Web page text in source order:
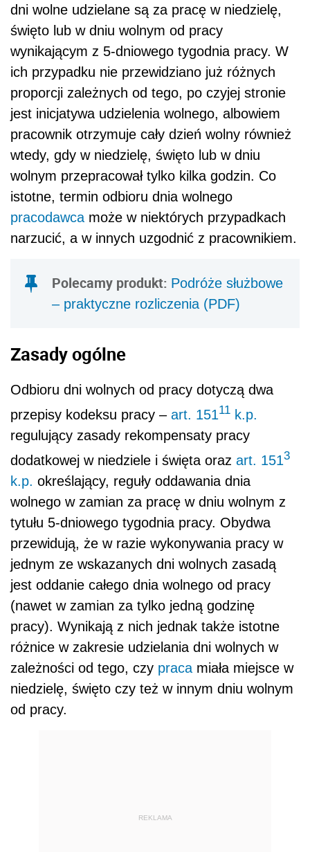
dni wolne udzielane są za pracę w niedzielę,
święto lub w dniu wolnym od pracy
wynikającym z 5-dniowego tygodnia pracy. W
ich przypadku nie przewidziano już różnych
proporcji zależnych od tego, po czyjej stronie
jest inicjatywa udzielenia wolnego, albowiem
pracownik otrzymuje cały dzień wolny również
wtedy, gdy w niedzielę, święto lub w dniu
wolnym przepracował tylko kilka godzin. Co
istotne, termin odbioru dnia wolnego
pracodawca może w niektórych przypadkach
narzucić, a w innych uzgodnić z pracownikiem.
Polecamy produkt: Podróże służbowe
– praktyczne rozliczenia (PDF)
Zasady ogólne
Odbioru dni wolnych od pracy dotyczą dwa
przepisy kodeksu pracy – art. 15111 k.p.
regulujący zasady rekompensaty pracy
dodatkowej w niedziele i święta oraz art. 1513
k.p. określający, reguły oddawania dnia
wolnego w zamian za pracę w dniu wolnym z
tytułu 5-dniowego tygodnia pracy. Obydwa
przewidują, że w razie wykonywania pracy w
jednym ze wskazanych dni wolnych zasadą
jest oddanie całego dnia wolnego od pracy
(nawet w zamian za tylko jedną godzinę
pracy). Wynikają z nich jednak także istotne
różnice w zakresie udzielania dni wolnych w
zależności od tego, czy praca miała miejsce w
niedzielę, święto czy też w innym dniu wolnym
od pracy.
REKLAMA